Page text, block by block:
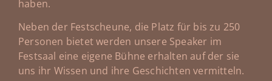
haben.
Neben der Festscheune, die Platz für bis zu 250
Personen bietet werden unsere Speaker im
Festsaal eine eigene Bühne erhalten auf der sie
uns ihr Wissen und ihre Geschichten vermitteln.